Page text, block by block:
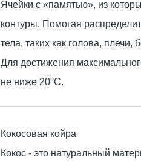
Ячейки с «памятью», из
контуры. Помогая
тела, таких как голова, плечи,
Для достижения
не ниже 20°С.
Кокосовая койра
Кокос - это натуральный